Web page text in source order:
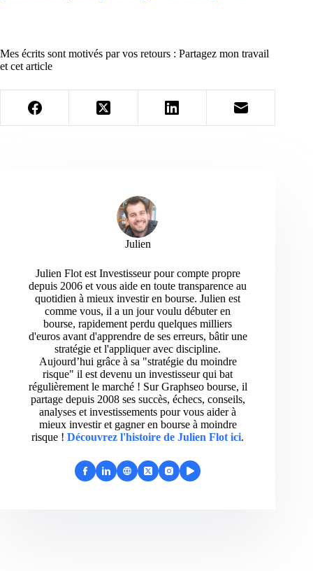
Mes écrits sont motivés par vos retours : Partagez mon travail
et cet article
Julien
Julien Flot est Investisseur pour compte propre
depuis 2006 et vous aide en toute transparence au
quotidien à mieux investir en bourse. Julien est
comme vous, il a un jour voulu débuter en
bourse, rapidement perdu quelques milliers
d'euros avant d'apprendre de ses erreurs, bâtir une
stratégie et l'appliquer avec discipline.
Aujourd’hui grâce à sa "stratégie du moindre
risque" il est devenu un investisseur qui bat
régulièrement le marché ! Sur Graphseo bourse, il
partage depuis 2008 ses succès, échecs, conseils,
analyses et investissements pour vous aider à
mieux investir et gagner en bourse à moindre
risque ! Découvrez l'histoire de Julien Flot ici.